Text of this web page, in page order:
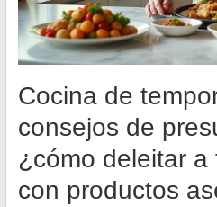
Cocina de
consejos de
¿cómo deleitar a
con productos